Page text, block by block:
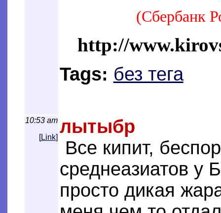
(Сбербанк
http://
Tags: без тега
10:53 am
[Link]
лытыбр
Все кипит,
среднеазиатов
просто дикая